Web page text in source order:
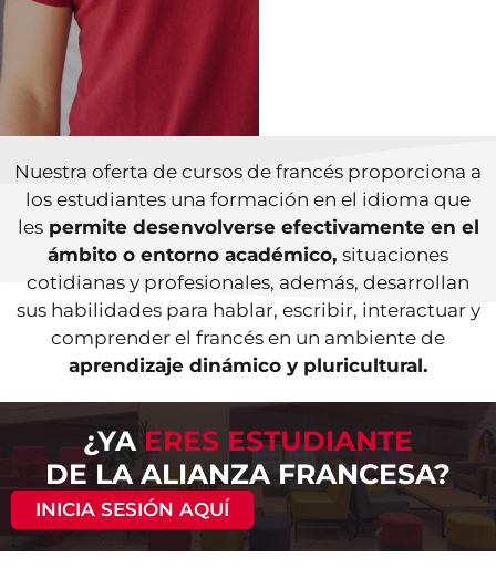
Nuestra oferta de cursos de francés proporciona a
los estudiantes una formación en el idioma que
lespermite desenvolverse efectivamente en el
ámbito o entorno académico, situaciones
cotidianas y profesionales, además, desarrollan
sus habilidades para hablar, escribir, interactuar y
comprender el francés en un ambiente de
aprendizaje dinámico y pluricultural.
¿YAERES ESTUDIANTE
DE LA ALIANZA FRANCESA?
INICIA SESIÓN AQUÍ